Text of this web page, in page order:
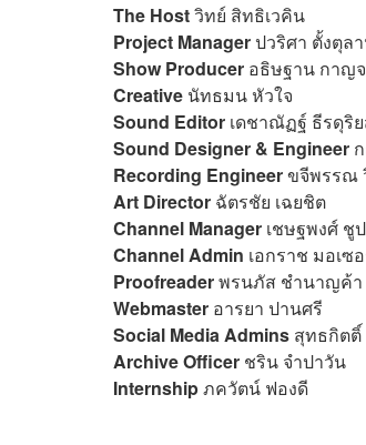
The Hostวิทย์ สิทธิเวคิน
Project Managerปวริศา ตั้งตุล
Show Producer อธิษฐาน กาญ
Creative นัทธมน
Sound Editor เดชาณัฏฐ์ ธีรดุริ
Sound Designer & Engineer
Recording Engineerขจีพรรณ
Art Director ฉัตรชัย เฉยชิต
Channel Manager เชษฐพงศ์ ชู
Channel Admin เอกราช มอเซ
Proofreaderพรนภัส ชำนาญค้า
Webmaster อารยา ปานศรี
Social Media Admins สุทธกิต
Archive Officer ชริน จำปาวัน
Internshipภควัตน์ ฟองดี